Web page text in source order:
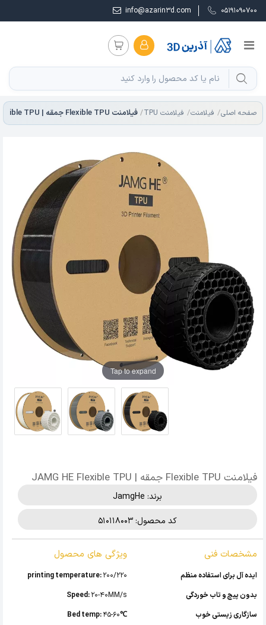
05191090700
info@azarin3d.com
صفحه اصلی فیلامنت فیلامنت TPU
Tap to expand
فیلامنت Flexible TPU جمقه | JAMG HE Flexible TPU
برند: JamgHe
کد محصول: 510118003
مشخصات فنی
ایده آل برای استفاده منظم
بدون پیچ و تاب خوردگی
سازگاری زیستی خوب
ویژگی های محصول
printing temperature:200/220
Speed:20-40MM/s
℃Bed temp:
45-60